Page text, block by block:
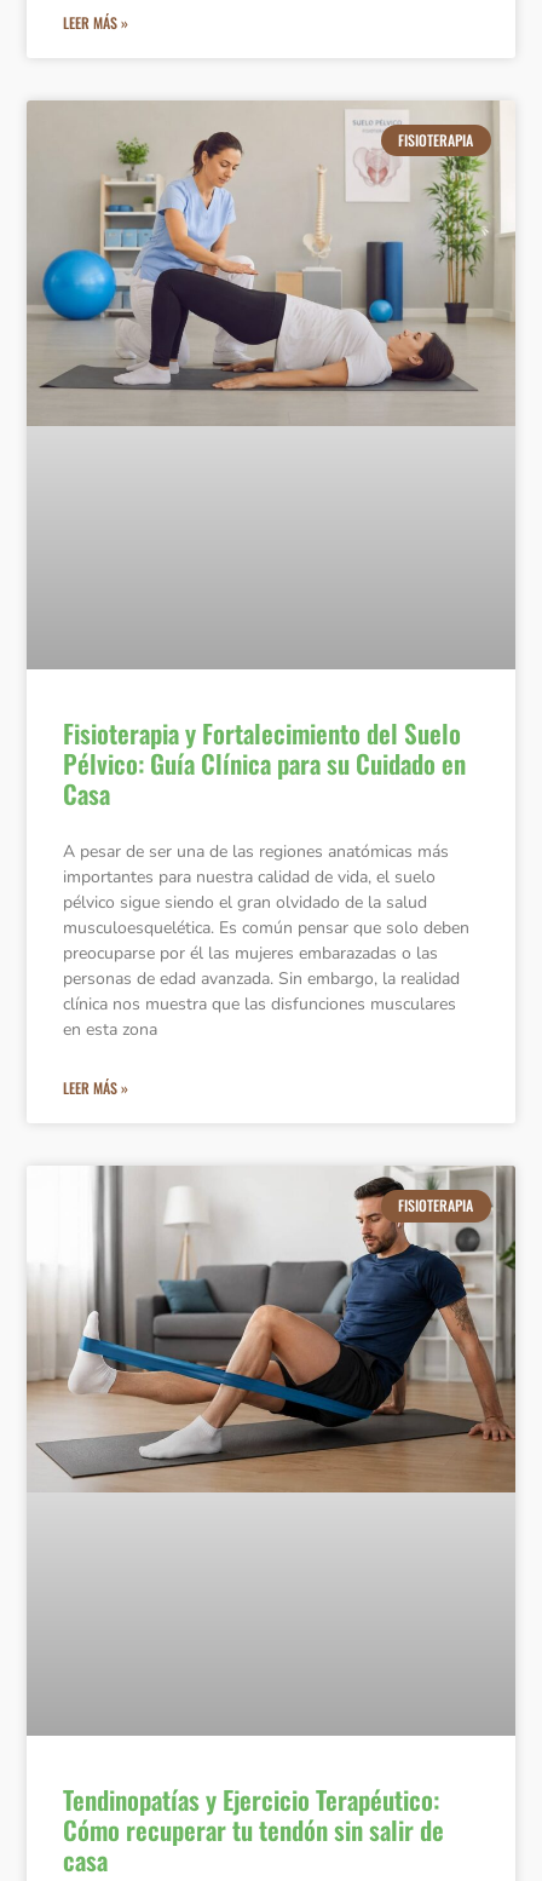
LEER MÁS »
FISIOTERAPIA
Fisioterapia y Fortalecimiento del Suelo
Pélvico: Guía Clínica para su Cuidado en
Casa
A pesar de ser una de las regiones anatómicas más
importantes para nuestra calidad de vida, el suelo
pélvico sigue siendo el gran olvidado de la salud
musculoesquelética. Es común pensar que solo deben
preocuparse por él las mujeres embarazadas o las
personas de edad avanzada. Sin embargo, la realidad
clínica nos muestra que las disfunciones musculares
en esta zona
LEER MÁS »
FISIOTERAPIA
Tendinopatías y Ejercicio Terapéutico:
Cómo recuperar tu tendón sin salir de
casa